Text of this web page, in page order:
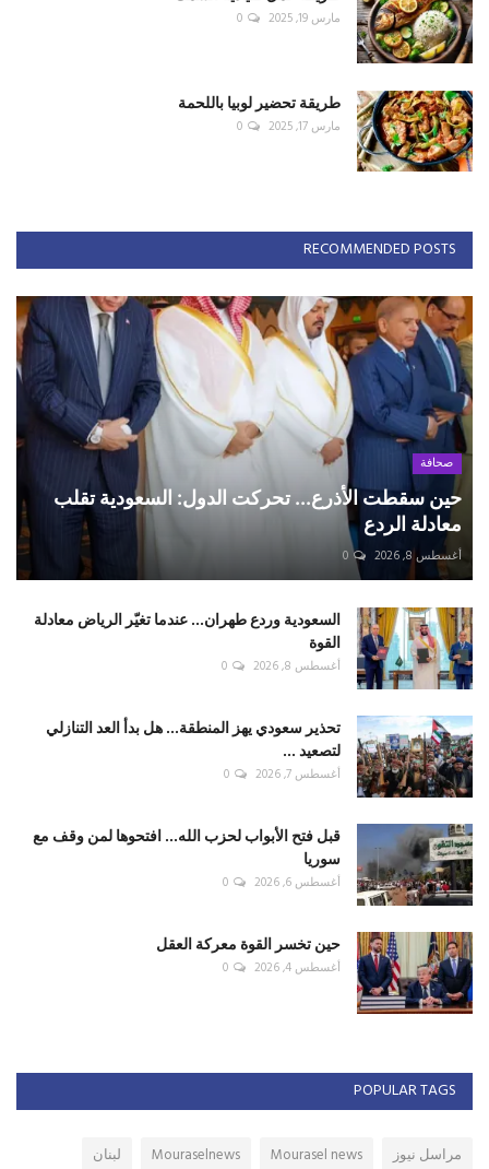
مارس 19, 2025 0
طريقة تحضير لوبيا باللحمة
مارس 17, 2025 0
RECOMMENDED POSTS
صحافة
حين سقطت الأذرع... تحركت الدول: السعودية تقلب
معادلة الردع
أغسطس 8, 2026 0
السعودية وردع طهران... عندما تغيّر الرياض معادلة
القوة
أغسطس 8, 2026 0
تحذير سعودي يهز المنطقة... هل بدأ العد التنازلي
لتصعيد ...
أغسطس 7, 2026 0
قبل فتح الأبواب لحزب الله... افتحوها لمن وقف مع
سوريا
أغسطس 6, 2026 0
حين تخسر القوة معركة العقل
أغسطس 4, 2026 0
POPULAR TAGS
مراسل نيوز Mourasel news
Mouraselnews
لبنان